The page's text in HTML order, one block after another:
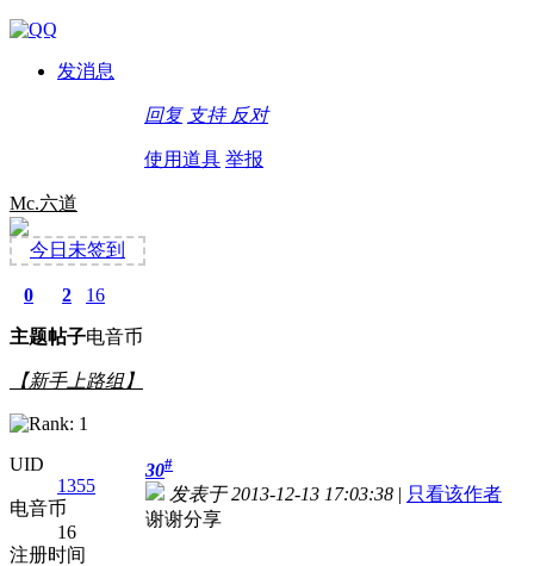
发消息
回复 支持 反对
使用道具 举报
Mc.六道
今日未签到
0
主题
2
帖子
16
电音币
【新手上路组】
UID
1355
电音币
16
注册时间
30#
发表于 2013-12-13 17:03:38 | 只看该作者
谢谢分享